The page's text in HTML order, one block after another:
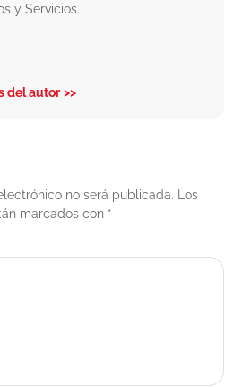
y Servicios.
del autor
no será publicada. Los
marcados con *